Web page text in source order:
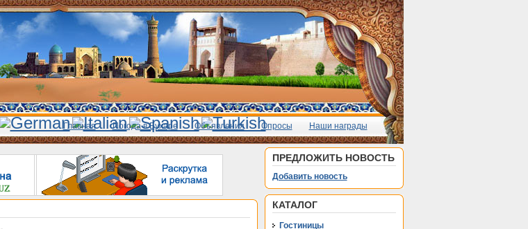
Главная Погода в Бухаре Объявления Опросы Наши награды
ПРЕДЛОЖИТЬ НОВОСТЬ
Добавить новость
КАТАЛОГ
Гостиницы